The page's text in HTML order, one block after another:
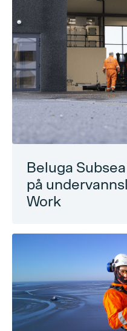
Beluga
på
Work